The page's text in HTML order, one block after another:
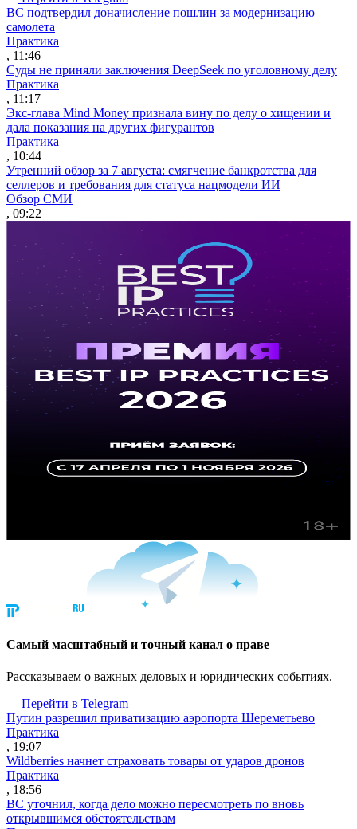
ВС подтвердил доначисление пошлин за модернизацию
самолета
Практика
, 11:46
Суды не приняли заключения DeepSeek по уголовному делу
Практика
, 11:17
Экс-глава Mind Money признала вину по делу о хищении и
дала показания на других фигурантов
Практика
, 10:44
Утренний обзор за 7 августа: смягчение банкротства для
селлеров и требования для статуса нацмодели ИИ
Обзор СМИ
, 09:22
Cамый масштабный и точный канал о праве
Рассказываем о важных деловых и юридических событиях.
Перейти в Telegram
Путин разрешил приватизацию аэропорта Шереметьево
Практика
, 19:07
Wildberries начнет страховать товары от ударов дронов
Практика
, 18:56
ВС уточнил, когда дело можно пересмотреть по вновь
открывшимся обстоятельствам